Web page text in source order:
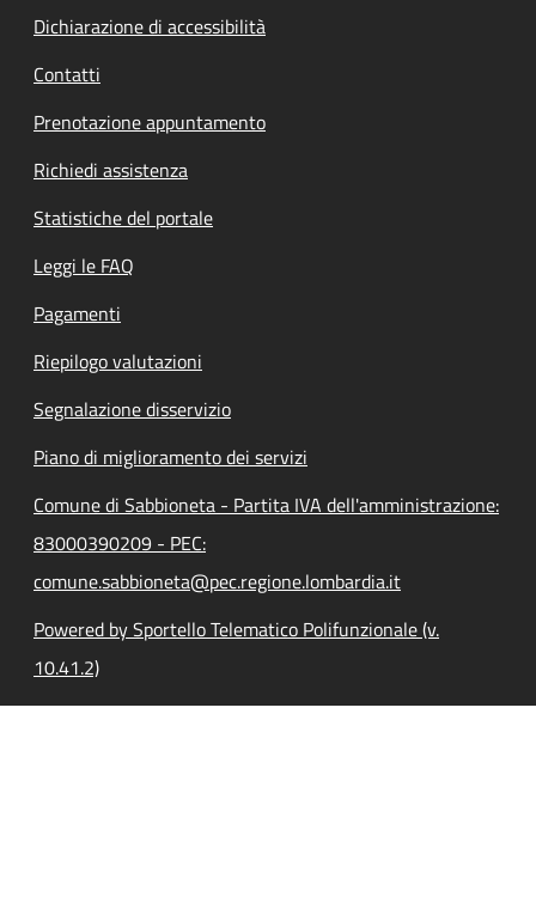
Dichiarazione di accessibilità
Contatti
Prenotazione appuntamento
Richiedi assistenza
Statistiche del portale
Leggi le FAQ
Pagamenti
Riepilogo valutazioni
Segnalazione disservizio
Piano di miglioramento dei servizi
Comune di Sabbioneta - Partita IVA dell'amministrazione:
83000390209 - PEC:
comune.sabbioneta@pec.regione.lombardia.it
Powered by Sportello Telematico Polifunzionale (v.
10.41.2)